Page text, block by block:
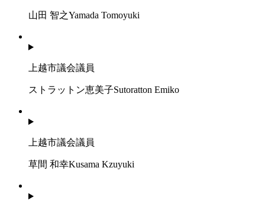
山田 智之Yamada Tomoyuki
上越市議会議員
ストラットン恵美子Sutoratton Emiko
上越市議会議員
草間 和幸Kusama Kzuyuki